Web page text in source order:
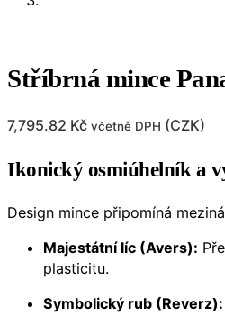
Stříbrná mince
7,795.82 Kč včetně DPH (CZK)
Ikonický osmiúhelník a
Design mince připomíná
Majestátní líc (Avers):
plasticitu.
Symbolický rub (Reverz):